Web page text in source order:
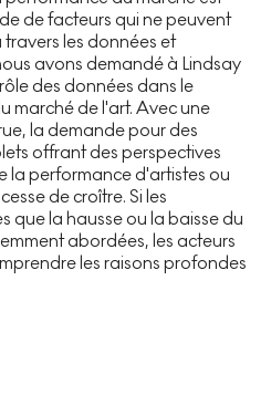
de facteurs qui ne peuvent
les données et
avons demandé à Lindsay
des données dans le
marché de l'art. Avec une
la demande pour des
offrant des perspectives
la performance d'artistes ou
de croître. Si les
que la hausse ou la baisse du
abordées, les acteurs
les raisons profondes